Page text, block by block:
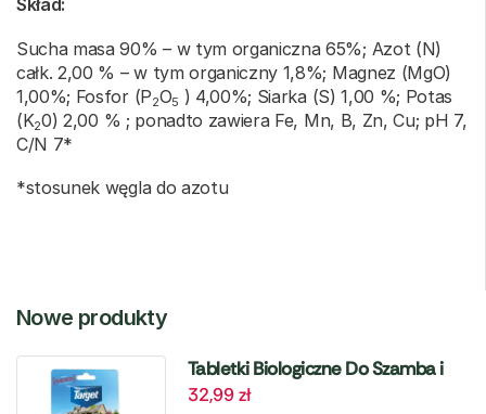
Skład:
Sucha masa 90% – w tym organiczna 65%; Azot (N)
całk. 2,00 % – w tym organiczny 1,8%; Magnez (MgO)
1,00%; Fosfor (P2O5 ) 4,00%; Siarka (S) 1,00 %; Potas
(K20) 2,00 % ; ponadto zawiera Fe, Mn, B, Zn, Cu; pH 7,
C/N 7*
*stosunek węgla do azotu
Nowe produkty
Tabletki Biologiczne Do Szamba i
Oczyszczalni – 6 szt. Target
32,99zł